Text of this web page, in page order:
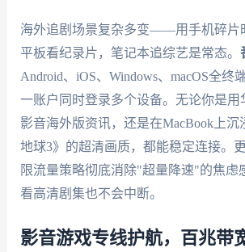
海外追剧场景复杂多变——用手机碎片
平板看纪录片，笔记本追综艺是常态。
Android、iOS、Windows、macOS全终
一账户同时登录多个设备。无论你是用
影音海外版资讯，还是在MacBook上沉
地球3》的超清画质，都能稳定连接。
限流量策略彻底消除"超量降速"的焦虑
看高清剧集也不会中断。
影音游戏专线护航，百兆带